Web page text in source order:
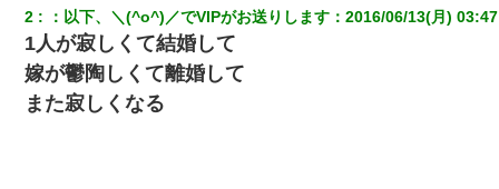
結果…｜生活｜ワロタあんてな
日航機墜落事故の「ここからは日本語で大丈夫ですよ〜」の絶望
感がヤバイ・・・
2 ： 以下、＼(^o^)／でVIPがお送りします ：2016/06/13(月)
1人が寂しくて結婚して
嫁が鬱陶しくて離婚して
また寂しくなる